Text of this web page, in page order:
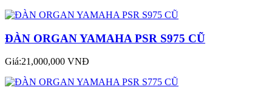
ĐÀN ORGAN YAMAHA PSR S975 CŨ
Giá:21,000,000 VNĐ